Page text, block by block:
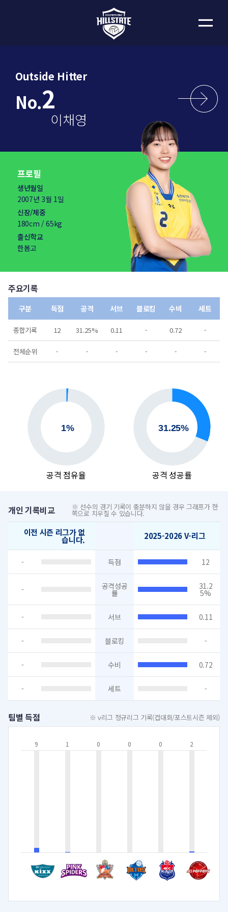
Outside Hitter
No.2
이채영
프로필
생년월일
2007년 3월 1일
신장/체중
180cm / 65kg
출신학교
한봄고
주요기록
구분 득점 공격 서브 블로킹 수비 세트
종합기록 12 31.25% 0.11 - 0.72 -
전체순위 - - - - - -
공격 점유율 공격 성공률
개인 기록비교 ※ 선수의 경기 기록이 충분하지 않을 경우 그래프가 한
쪽으로 치우칠 수 있습니다.
이전 시즌 리그가 없
습니다. 2025-2026 V-리그
- 득점 12
- 공격성공
률
31.2
5%
- 서브 0.11
- 블로킹 -
- 수비 0.72
- 세트 -
팀별 득점 ※ v리그 정규리그 기록(컵대회/포스트시즌 제외)
9 1 0 0 0 2